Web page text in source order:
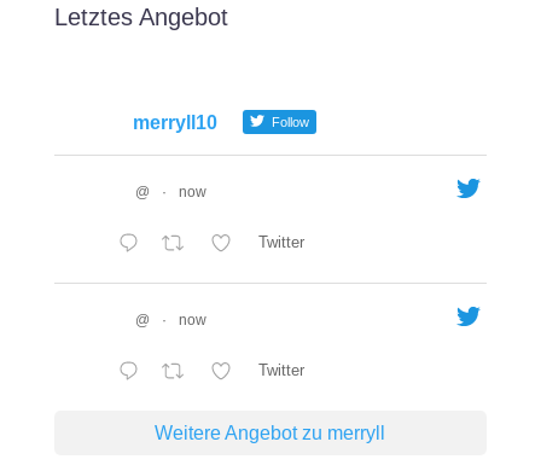
Letztes Angebot
merryll10 Follow
@ · now
Twitter
@ · now
Twitter
Weitere Angebot zu merryll